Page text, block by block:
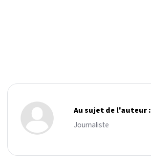
Au sujet de l'auteur :
Journaliste